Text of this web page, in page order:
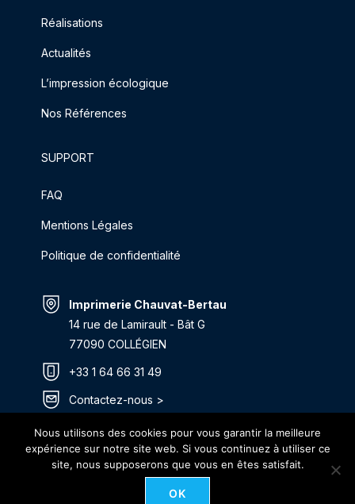
Réalisations
Actualités
L’impression écologique
Nos Références
SUPPORT
FAQ
Mentions Légales
Politique de confidentialité
Imprimerie Chauvat-Bertau
14 rue de Lamirault - Bât G
77090 COLLÉGIEN
+33 1 64 66 31 49
Contactez-nous >
Itinéraire >
Nous utilisons des cookies pour vous garantir la meilleure
expérience sur notre site web. Si vous continuez à utiliser ce
site, nous supposerons que vous en êtes satisfait.
OK